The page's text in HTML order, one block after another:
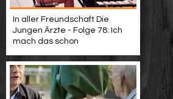
In aller Freundschaft Die
Jungen Ärzte - Folge 78: Ich
mach das schon